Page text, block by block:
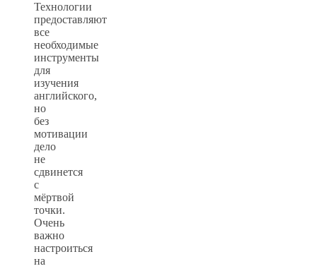
Технологии
предоставляют
все
необходимые
инструменты
для
изучения
английского,
но
без
мотивации
дело
не
сдвинется
с
мёртвой
точки.
Очень
важно
настроиться
на